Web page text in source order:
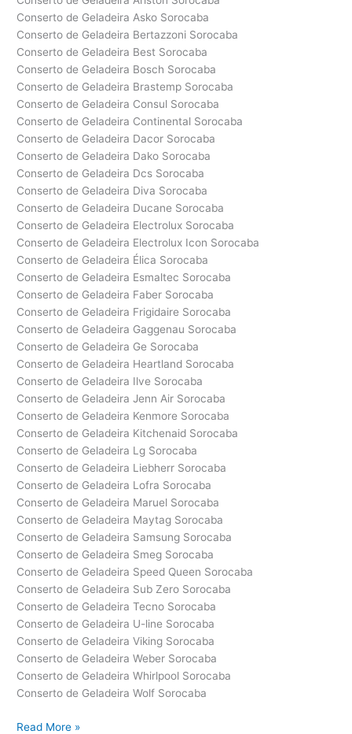
Conserto de Geladeira Asko Sorocaba
Conserto de Geladeira Bertazzoni Sorocaba
Conserto de Geladeira Best Sorocaba
Conserto de Geladeira Bosch Sorocaba
Conserto de Geladeira Brastemp Sorocaba
Conserto de Geladeira Consul Sorocaba
Conserto de Geladeira Continental Sorocaba
Conserto de Geladeira Dacor Sorocaba
Conserto de Geladeira Dako Sorocaba
Conserto de Geladeira Dcs Sorocaba
Conserto de Geladeira Diva Sorocaba
Conserto de Geladeira Ducane Sorocaba
Conserto de Geladeira Electrolux Sorocaba
Conserto de Geladeira Electrolux Icon Sorocaba
Conserto de Geladeira Élica Sorocaba
Conserto de Geladeira Esmaltec Sorocaba
Conserto de Geladeira Faber Sorocaba
Conserto de Geladeira Frigidaire Sorocaba
Conserto de Geladeira Gaggenau Sorocaba
Conserto de Geladeira Ge Sorocaba
Conserto de Geladeira Heartland Sorocaba
Conserto de Geladeira Ilve Sorocaba
Conserto de Geladeira Jenn Air Sorocaba
Conserto de Geladeira Kenmore Sorocaba
Conserto de Geladeira Kitchenaid Sorocaba
Conserto de Geladeira Lg Sorocaba
Conserto de Geladeira Liebherr Sorocaba
Conserto de Geladeira Lofra Sorocaba
Conserto de Geladeira Maruel Sorocaba
Conserto de Geladeira Maytag Sorocaba
Conserto de Geladeira Samsung Sorocaba
Conserto de Geladeira Smeg Sorocaba
Conserto de Geladeira Speed Queen Sorocaba
Conserto de Geladeira Sub Zero Sorocaba
Conserto de Geladeira Tecno Sorocaba
Conserto de Geladeira U-line Sorocaba
Conserto de Geladeira Viking Sorocaba
Conserto de Geladeira Weber Sorocaba
Conserto de Geladeira Whirlpool Sorocaba
Conserto de Geladeira Wolf Sorocaba
Conserto
Read More »